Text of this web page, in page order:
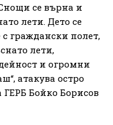
се върна и
лети. Дето се
граждански полет,
лети,
и огромни
атакува остро
Бойко Борисов